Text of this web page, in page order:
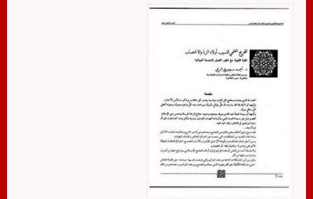
دراسة فقهية وتشريعية مقارنة